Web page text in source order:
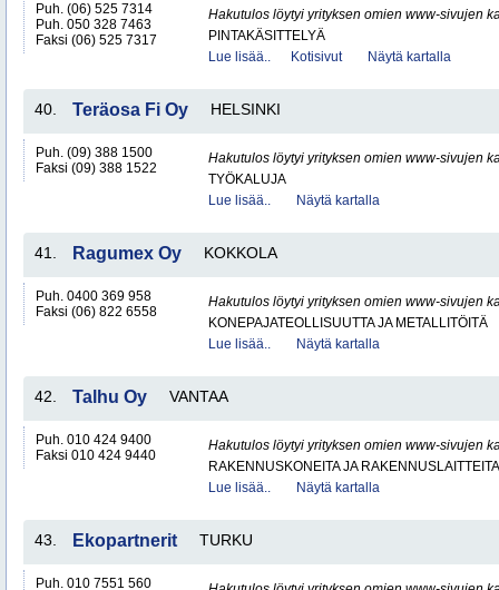
Puh. (06) 525 7314
Puh. 050 328 7463
Faksi (06) 525 7317
Hakutulos löytyi yrityksen omien www-sivujen
PINTAKÄSITTELYÄ
Lue lisää..
Kotisivut Näytä kartalla
40. Teräosa Fi Oy HELSINKI
Puh. (09) 388 1500
Faksi (09) 388 1522
Hakutulos löytyi yrityksen omien www-sivujen
TYÖKALUJA
Lue lisää..
Näytä kartalla
41. Ragumex Oy KOKKOLA
Puh. 0400 369 958
Faksi (06) 822 6558
Hakutulos löytyi yrityksen omien www-sivujen
KONEPAJATEOLLISUUTTA JA METALLITÖITÄ
Lue lisää..
Näytä kartalla
42. Talhu Oy VANTAA
Puh. 010 424 9400
Faksi 010 424 9440
Hakutulos löytyi yrityksen omien www-sivujen
RAKENNUSKONEITA JA RAKENNUSLAITTEITA
Lue lisää..
Näytä kartalla
43. Ekopartnerit TURKU
Puh. 010 7551 560